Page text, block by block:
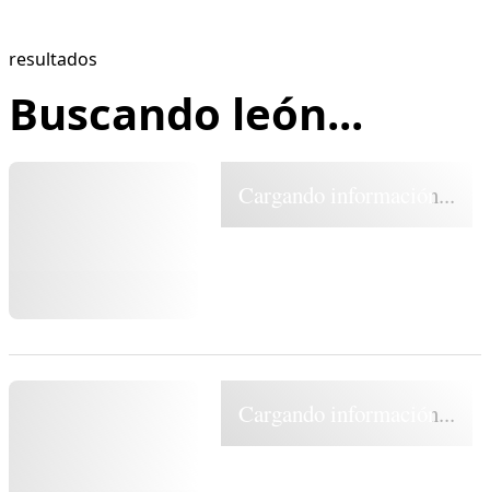
resultados
Buscando león...
Cargando información...
Cargando información...